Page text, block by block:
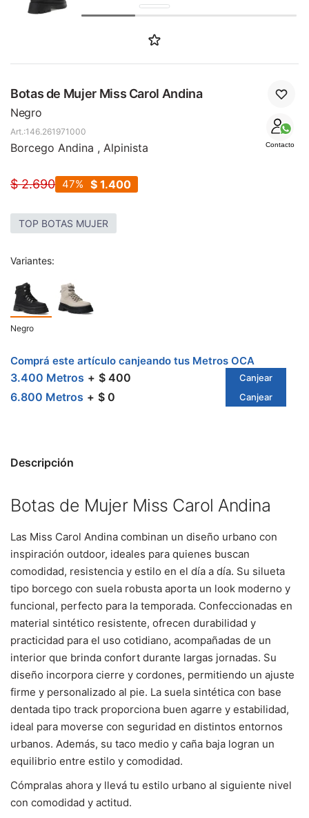
Botas de Mujer Miss Carol Andina
Negro
Contacto
146.261971000
Borcego Andina , Alpinista
$ 2.690 $ 1.400
47
TOP BOTAS MUJER
Variantes:
Negro
Comprá este artículo canjeando tus Metros OCA
3.400 Metros $ 400 Canjear
6.800 Metros $ 0 Canjear
Descripción
Botas de Mujer Miss Carol Andina
Las Miss Carol Andina combinan un diseño urbano con
inspiración outdoor, ideales para quienes buscan
comodidad, resistencia y estilo en el día a día. Su silueta
tipo borcego con suela robusta aporta un look moderno y
funcional, perfecto para la temporada. Confeccionadas en
material sintético resistente, ofrecen durabilidad y
practicidad para el uso cotidiano, acompañadas de un
interior que brinda confort durante largas jornadas. Su
diseño incorpora cierre y cordones, permitiendo un ajuste
firme y personalizado al pie. La suela sintética con base
dentada tipo track proporciona buen agarre y estabilidad,
ideal para moverse con seguridad en distintos entornos
urbanos. Además, su taco medio y caña baja logran un
equilibrio entre estilo y comodidad.
Cómpralas ahora y llevá tu estilo urbano al siguiente nivel
con comodidad y actitud.